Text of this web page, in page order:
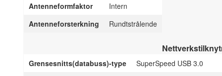
Antenneformfaktor
Intern
Antenneforsterkning
Rundtstrålende
Grensesnitts(databuss)-type
SuperSpeed USB 3.0